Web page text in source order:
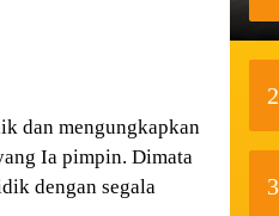
dan mengungkapkan
Ia pimpin. Dimata
dengan segala
2
3